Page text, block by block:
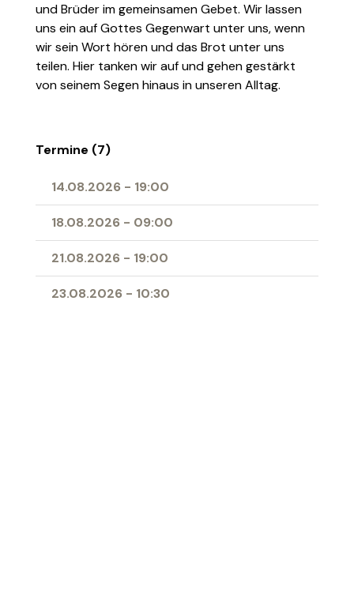
und Brüder im gemeinsamen Gebet. Wir lassen
uns ein auf Gottes Gegenwart unter uns, wenn
wir sein Wort hören und das Brot unter uns
teilen. Hier tanken wir auf und gehen gestärkt
von seinem Segen hinaus in unseren Alltag.
Termine (7)
14.08.2026 - 19:00
18.08.2026 - 09:00
21.08.2026 - 19:00
23.08.2026 - 10:30